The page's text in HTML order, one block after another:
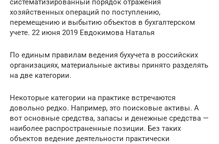
систематизированный порядок отражения
хозяйственных операций по поступлению,
перемещению и выбытию объектов в бухгалтерском
учете. 22 июня 2019 Евдокимова Наталья
По единым правилам ведения бухучета в российских
организациях, материальные активы принято разделять
на две категории.
Некоторые категории на практике встречаются
довольно редко. Например, это поисковые активы. А
вот основные средства, запасы и денежные средства —
наиболее распространенные позиции. Без таких
объектов ведение деятельности практически